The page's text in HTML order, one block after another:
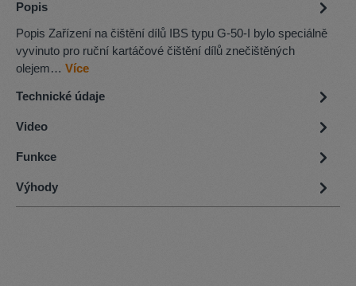
Popis
Popis Zařízení na čištění dílů IBS typu G-50-I bylo speciálně
vyvinuto pro ruční kartáčové čištění dílů znečištěných
olejem… Více
Technické údaje
Video
Funkce
Výhody